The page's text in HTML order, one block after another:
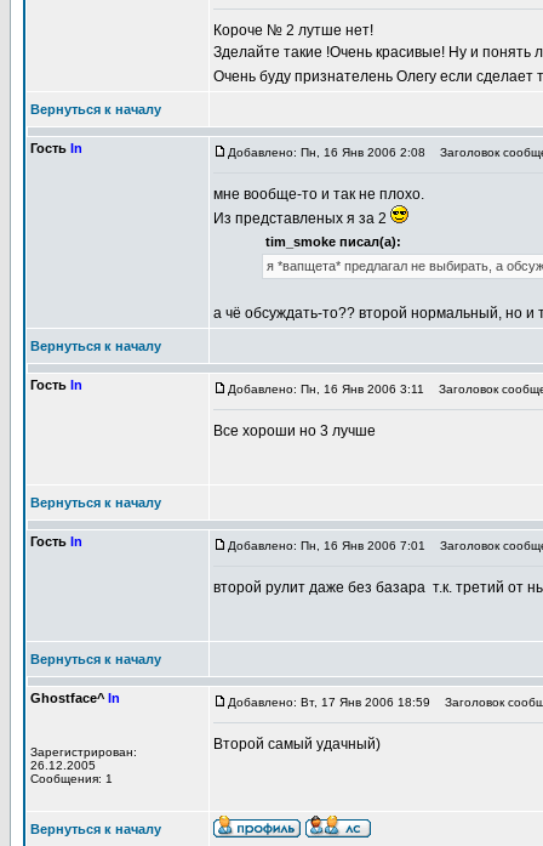
Короче № 2 лутше нет!
Зделайте такие !Очень красивые! Ну и понять
Очень буду признателень Олегу если сделает
Вернуться к началу
Гость In Добавлено: Пн, 16 Янв 2006 2:08 Заголовок
мне вообще-то и так не плохо.
Из представленых я за 2
tim_smoke писал(а):
я *вапщета* предлагал не выбирать, а
а чё обсуждать-то?? второй нормальный, но и
Вернуться к началу
Гость In Добавлено: Пн, 16 Янв 2006 3:11 Заголовок
Все хороши но 3 лучше
Вернуться к началу
Гость In Добавлено: Пн, 16 Янв 2006 7:01 Заголовок
второй рулит даже без базара т.к. третий от
Вернуться к началу
Ghostface^ In
Зарегистрирован:
26.12.2005
Сообщения: 1
Добавлено: Вт, 17 Янв 2006 18:59 Заголовок
Второй самый удачный)
Вернуться к началу